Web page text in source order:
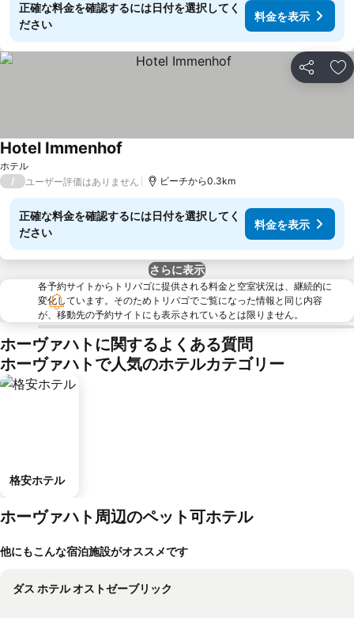
正確な料金を確認するには日付を選択してく
ださい
料金を表示
シェア お
ホテル
Hotel Immenhof
/ ユーザー評価はありません ビーチから0.3km
正確な料金を確認するには日付を選択してく
ださい
料金を表示
さらに表示
各予約サイトからトリバゴに提供される料金と空室状況は、継続的に
変化しています。そのためトリバゴでご覧になった情報と同じ内容
が、移動先の予約サイトにも表示されているとは限りません。
ホーヴァハトに関するよくある質問
ホーヴァハトで人気のホテルカテゴリー
格安ホテル
ホーヴァハト周辺のペット可ホテル
他にもこんな宿泊施設がオススメです
ダス ホテル オストゼーブリック